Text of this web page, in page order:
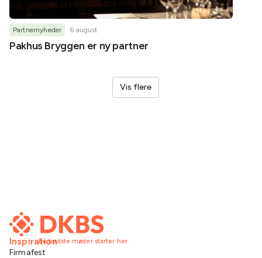
Partnernyheder 6 august
Pakhus Bryggen er ny partner
Vis flere
De bedste møder starter her
Inspiration
Firmafest